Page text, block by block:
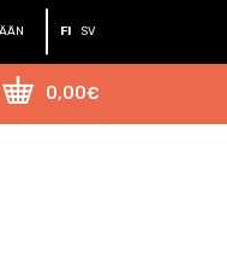
FI SV
0,00€